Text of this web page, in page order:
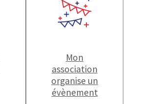
Mon
association
organise un
évènement